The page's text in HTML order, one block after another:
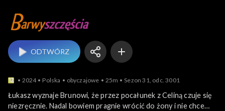
ODTWÓRZ
2024 Polska obyczajowe 25m Sezon 31, odc. 3001
Łukasz wyznaje Brunowi, że przez pocałunek z Celiną czuje się
niezręcznie. Nadal bowiem pragnie wrócić do żony i nie chce